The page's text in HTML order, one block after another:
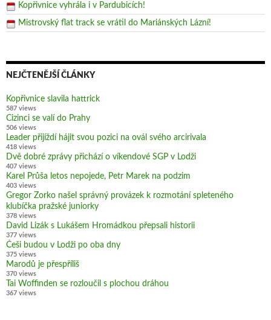
Kopřivnice vyhrála i v Pardubicích!
Mistrovský flat track se vrátil do Mariánských Lázní!
NEJČTENĚJŠÍ ČLÁNKY
Kopřivnice slavila hattrick
587 views
Cizinci se valí do Prahy
506 views
Leader přijíždí hájit svou pozici na ovál svého arcirivala
418 views
Dvě dobré zprávy přichází o víkendové SGP v Lodži
407 views
Karel Průša letos nepojede, Petr Marek na podzim
403 views
Gregor Zorko našel správný provázek k rozmotání spleteného
klubíčka pražské juniorky
378 views
David Lizák s Lukášem Hromádkou přepsali historii
377 views
Češi budou v Lodži po oba dny
375 views
Marodů je přespříliš
370 views
Tai Woffinden se rozloučil s plochou dráhou
367 views